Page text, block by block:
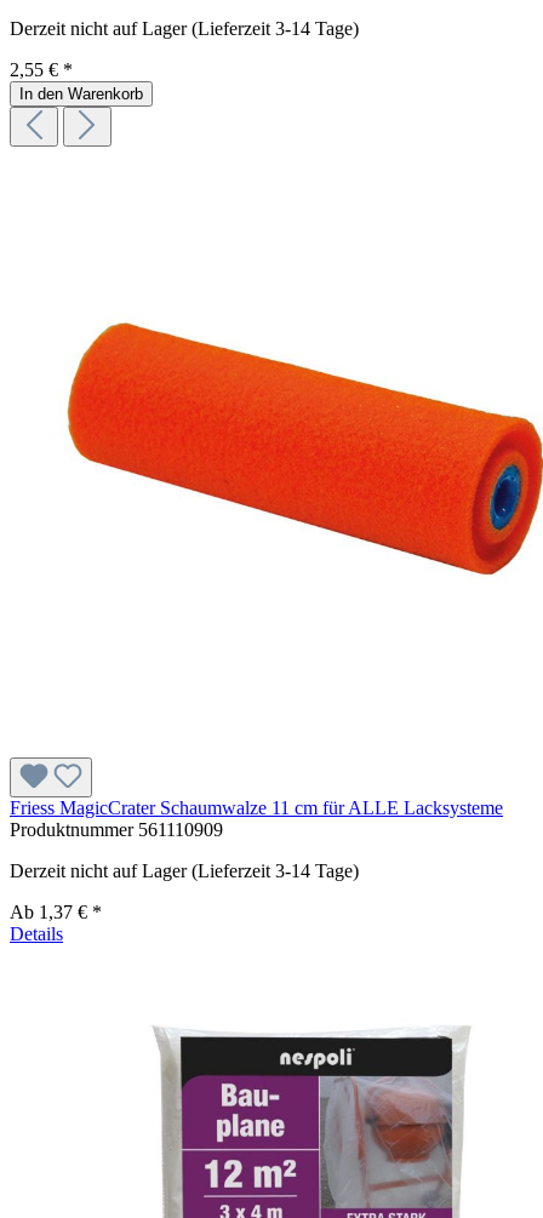
Derzeit nicht auf Lager (Lieferzeit 3-14 Tage)
2,55 € *
In den Warenkorb
Friess MagicCrater Schaumwalze 11 cm für ALLE Lacksysteme
Produktnummer 561110909
Derzeit nicht auf Lager (Lieferzeit 3-14 Tage)
Ab 1,37 € *
Details